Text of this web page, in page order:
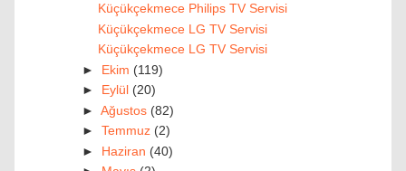
Küçükçekmece Philips TV Servisi
Küçükçekmece LG TV Servisi
Küçükçekmece LG TV Servisi
► Ekim (119)
► Eylül (20)
► Ağustos (82)
► Temmuz (2)
► Haziran (40)